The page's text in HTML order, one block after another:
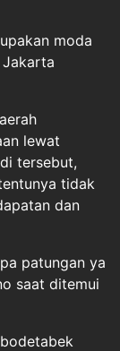
moda
lewat
tersebut,
tidak
dan
patungan ya
saat ditemui